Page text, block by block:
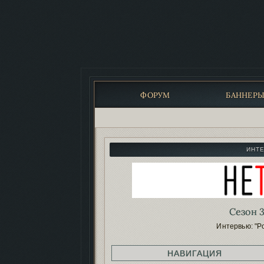
ФОРУМ БАННЕРЫ
Сезон
Интервью:
НАВИГАЦИЯ